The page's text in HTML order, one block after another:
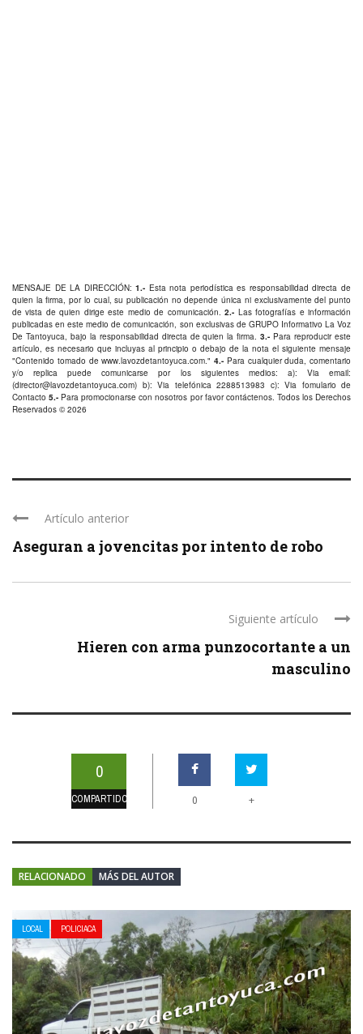
MENSAJE DE LA DIRECCIÓN:1.- Esta nota periodística es responsabilidad directa de
quien la firma, por lo cual, su publicación no depende única ni exclusivamente del punto
de vista de quien dirige este medio de comunicación.2.- Las fotografías e información
publicadas en este medio de comunicación, son exclusivas de GRUPO Informativo La Voz
De Tantoyuca, bajo la responsabilidad directa de quien la firma.3.- Para reproducir este
artículo, es necesario que incluyas al principio o debajo de la nota el siguiente mensaje
"Contenido tomado dewww.lavozdetantoyuca.com ." 4.- Para cualquier duda, comentario
y/o replica puede comunicarse por los siguientes medios: a): Via email:
(director@lavozdetantoyuca.com) b): Via telefónica 2288513983 c): Via fomulario de
Contacto 5.- Para promocionarse con nosotros por favorcontáctenos. Todos los Derechos
Reservados © 2026
Artículo anterior
Aseguran a jovencitas por intento de robo
Siguiente artículo
Hieren con arma punzocortante a un
masculino
0
COMPARTIDOS 0 +
RELACIONADO MÁS DEL AUTOR
LOCAL POLICIACA